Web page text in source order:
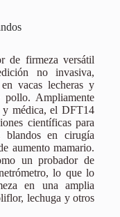
de firmeza versátil
no invasiva,
vacas lecheras y
pollo. Ampliamente
y médica, el DFT14
científicas para
blandos en cirugía
aumento mamario.
un probador de
lo que lo
en una amplia
lechuga y otros